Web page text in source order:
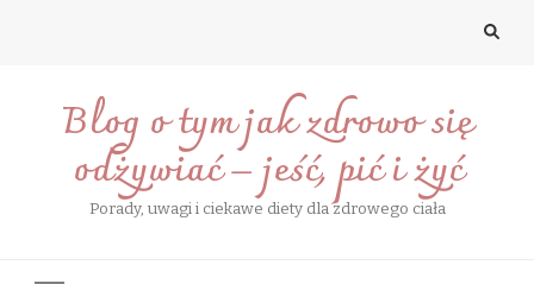
Blog o tym jak zdrowo się
odżywiać – jeść, pić i żyć
Porady, uwagi i ciekawe diety dla zdrowego ciała